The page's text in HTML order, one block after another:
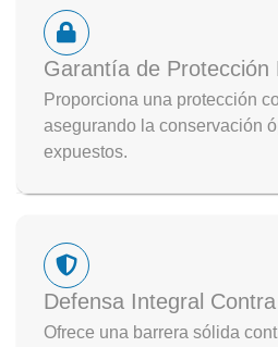
Garantía de Protección
Proporciona una protección
asegurando la conservación
expuestos.
Defensa Integral
Ofrece una barrera sólida